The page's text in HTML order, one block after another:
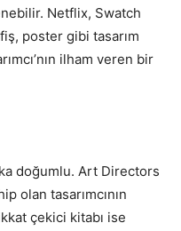
Netflix, Swatch
poster gibi tasarım
ilham veren bir
doğumlu. Art Directors
olan tasarımcının
çekici kitabı ise